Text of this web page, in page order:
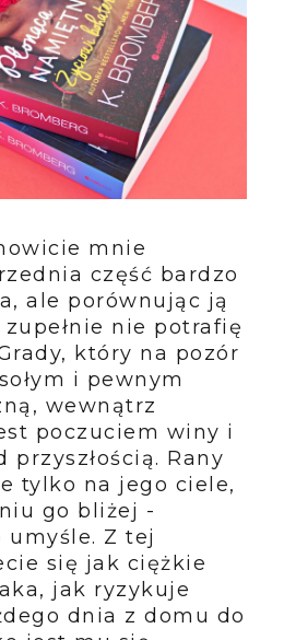
mnie
część bardzo
ale porównując ją
nie potrafię
który na pozór
i pewnym
wewnątrz
poczuciem winy i
przyszłością. Rany
tylko na jego ciele,
go bliżej -
umyśle. Z tej
się jak ciężkie
jak ryzykuje
dnia z domu do